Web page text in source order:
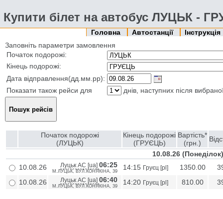
Купити білет на автобус ЛУЦЬК -
Головна Автостанції
Інструкція
Заповніть параметри замовлення
Початок подорожі:
Кінець подорожі:
Дата відправлення(дд.мм.рр):
Показати також рейси для
днів, наступних після
Початок подорожі
(ЛУЦЬК)
Кінець подорожі
(ГРУЄЦЬ)
Вартість*
(грн.)
10.08.26 (Понедiлок)
10.08.26
Луцьк АС [ua] 06:25
М.ЛУЦЬК, ВУЛ.КОНЯКІНА, 39 14:15 Груєц [pl] 1350.00
10.08.26
Луцьк АС [ua] 06:40
М.ЛУЦЬК, ВУЛ.КОНЯКІНА, 39 14:20 Груєц [pl] 810.00